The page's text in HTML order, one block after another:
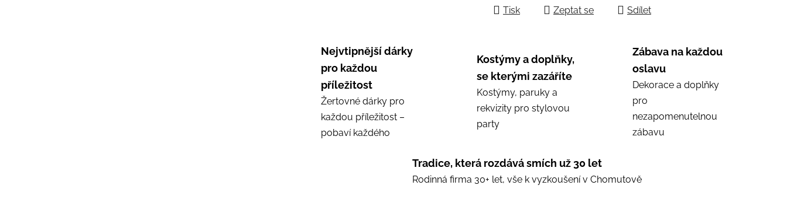
Tisk Zeptat se Sdílet
Nejvtipnější dárky
pro každou
příležitost
Žertovné dárky pro
každou příležitost –
pobaví každého
Kostýmy a doplňky,
se kterými zazáříte
Kostýmy, paruky a
rekvizity pro stylovou
party
Zábava na každou
oslavu
Dekorace a doplňky
pro
nezapomenutelnou
zábavu
Tradice, která rozdává smích už 30 let
Rodinná firma 30+ let, vše k vyzkoušení v Chomutově